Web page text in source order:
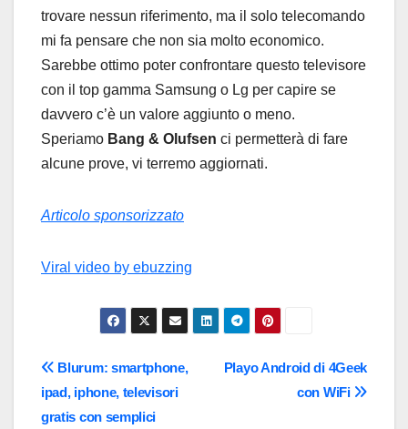
trovare nessun riferimento, ma il solo telecomando
mi fa pensare che non sia molto economico.
Sarebbe ottimo poter confrontare questo televisore
con il top gamma Samsung o Lg per capire se
davvero c’è un valore aggiunto o meno.
Speriamo Bang & Olufsen ci permetterà di fare
alcune prove, vi terremo aggiornati.
Articolo sponsorizzato
Viral video by ebuzzing
Navigazione
articoli
Playo Android di 4Geek
con WiFi
Blurum: smartphone,
ipad, iphone, televisori
gratis con semplici